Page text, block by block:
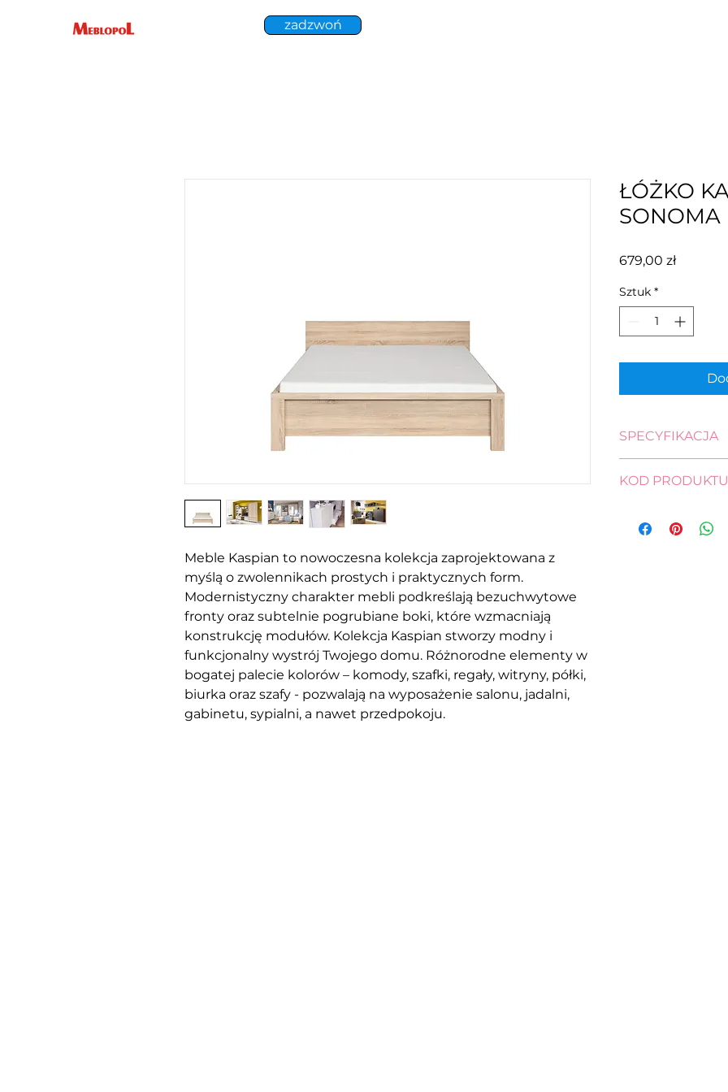
zadzwoń
Meble Kaspian to nowoczesna kolekcja zaprojektowana z
myślą o zwolennikach prostych i praktycznych form.
Modernistyczny charakter mebli podkreślają bezuchwytowe
fronty oraz subtelnie pogrubiane boki, które wzmacniają
konstrukcję modułów. Kolekcja Kaspian stworzy modny i
funkcjonalny wystrój Twojego domu. Różnorodne elementy w
bogatej palecie kolorów – komody, szafki, regały, witryny, półki,
biurka oraz szafy - pozwalają na wyposażenie salonu, jadalni,
gabinetu, sypialni, a nawet przedpokoju.
ŁÓŻKO
SONOMA
679,00 złCena
Sztuk *
SPECYFIKACJA
długość: 206,5 cm
KOD PRODUKTU
S128-LOZ/140-